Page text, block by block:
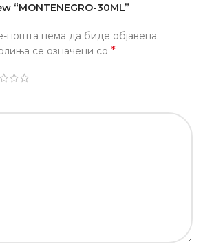
“MONTENEGRO-30ML”
пошта нема да биде објавена.
се означени со *